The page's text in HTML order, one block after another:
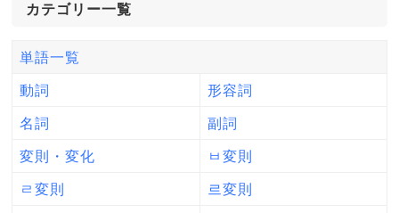
カテゴリー一覧
単語一覧
動詞 形容詞
名詞 副詞
変則・変化 ㅂ変則
ㄹ変則 르変則